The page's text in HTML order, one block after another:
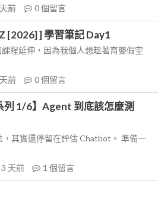
前 0個留言
[2026] ] 學習筆記 Day1
程延伸，因為我個人想趁著育嬰假空
前 0個留言
列 1/6】Agent 到底該怎麼測
其實還停留在評估 Chatbot。 準備一
3 天前 1 個留言